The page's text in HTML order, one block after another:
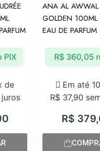
de
juros
PIX
ANA AL AWWAL
GOLDEN 100ML
EAU DE PARFUM
R$
Em até
R$ 37,90
R$ 360,05